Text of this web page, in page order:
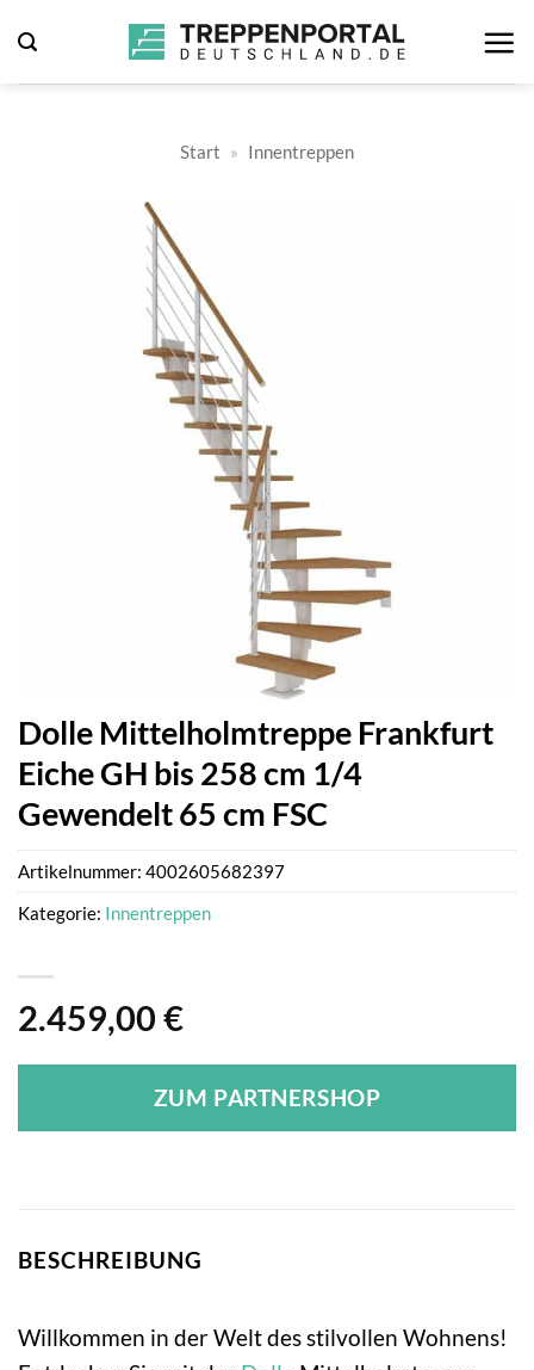
Inhalt
springen
Start » Innentreppen
Dolle Mittelholmtreppe Frankfurt
Eiche GH bis 258 cm 1/4
Gewendelt 65 cm FSC
2.459,00 €
ZUM PARTNERSHOP
Artikelnummer: 4002605682397
Kategorie: Innentreppen
BESCHREIBUNG
Willkommen in der Welt des stilvollen Wohnens!